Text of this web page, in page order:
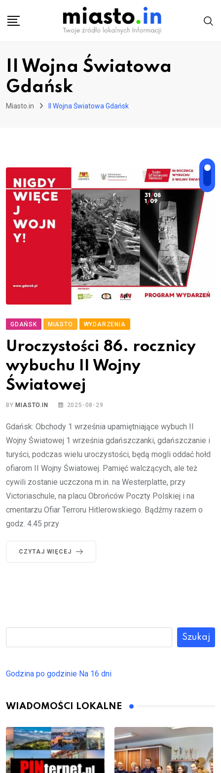
II Wojna Światowa
Gdańsk
Miasto.in II Wojna Światowa Gdańsk
GDAŃSK MIASTO WYDARZENIA
Uroczystości 86. rocznicy
wybuchu II Wojny
Światowej
BYMIASTO.IN 2025-08-29
Gdańsk: Obchody 1 września upamiętniające wybuch II
Wojny Światowej 1 września gdańszczanki, gdańszczanie i
turyści, podczas wielu uroczystości, będą mogli oddać hołd
ofiarom II Wojny Światowej. Pamięć walczących, ale też
cywili zostanie uczczona m.in. na Westerplatte, przy
Victoriaschule, na placu Obrońców Poczty Polskiej i na
cmentarzu Ofiar Terroru Hitlerowskiego. Bądźmy razem o
godz. 4.45 przy
CZYTAJ WIĘCEJ
Szukaj
Godzina po godzinie Na 16 dni
WIADOMOŚCI LOKALNE